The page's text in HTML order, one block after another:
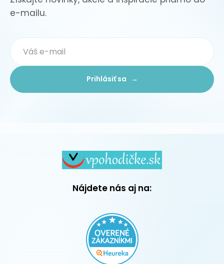
e-mailu.
Prihlásiť sa →
Nájdete nás aj na: